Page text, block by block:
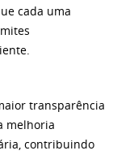
cada uma
transparência
melhoria
contribuindo